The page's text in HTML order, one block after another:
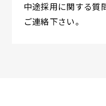
中途採用に関する質
ご連絡下さい。